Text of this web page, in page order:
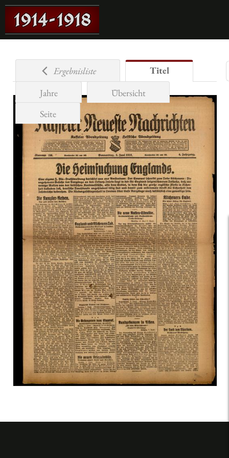
Ergebnisliste
Titel
Jahre
Übersicht
Seite